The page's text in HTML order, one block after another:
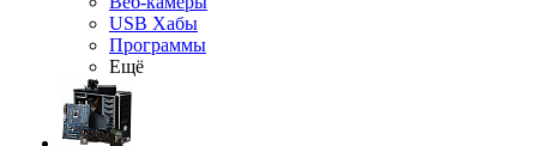
USB Хабы
Программы
Ещё